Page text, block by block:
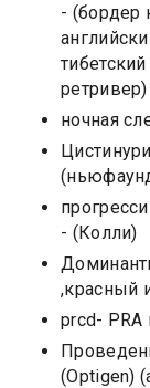
- (бордер
ретривер)
ночная
- (Колли)
,красный
prcd- PRA
(Optigen)